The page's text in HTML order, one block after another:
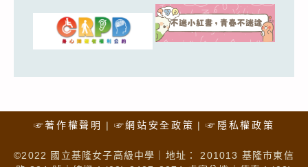
☞著作權聲明 ☞網站安全政策 ☞隱私權政策
©2022 國立基隆女子高級中學｜地址： 201013 基隆市東信